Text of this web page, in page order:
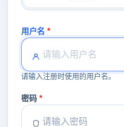
用户名
请输入注册时使用的用户名。
密码